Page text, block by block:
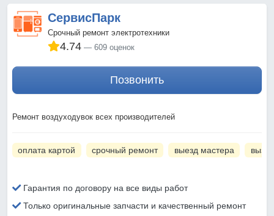
СервисПарк
Срочный ремонт электротехники
4.74 609 оценок
Позвонить
Ремонт воздуходувок всех производителей
оплата картой срочный ремонт выезд мастера
Гарантия по договору на все виды работ
Только оригинальные запчасти и качественный ремонт